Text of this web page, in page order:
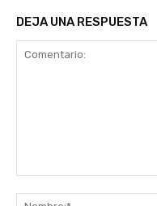
DEJA UNA RESPUESTA